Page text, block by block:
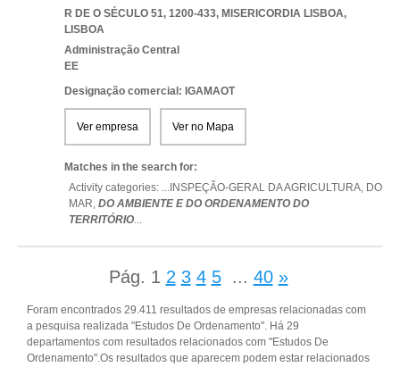
R DE O SÉCULO 51, 1200-433, MISERICORDIA LISBOA,
LISBOA
Administração Central
EE
Designação comercial: IGAMAOT
Ver empresa Ver no Mapa
Matches in the search for:
Activity categories: ... INSPEÇÃO-GERAL DA AGRICULTURA, DO
MAR, DO AMBIENTE E DO ORDENAMENTO DO
TERRITÓRIO...
Pág. 1 2 3 4 5 ... 40 »
Foram encontrados 29.411 resultados de empresas relacionadas com
a pesquisa realizada "Estudos De Ordenamento". Há 29
departamentos com resultados relacionados com "Estudos De
Ordenamento".Os resultados que aparecem podem estar relacionados